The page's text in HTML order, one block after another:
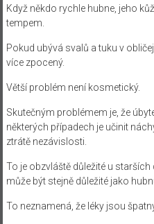
Když někdo rychle hubne, jeho
tempem.
Pokud ubývá svalů a tuku v
více zpocený.
Větší problém není kosmetický.
Skutečným problémem je, že
některých případech je učinit
ztrátě nezávislosti.
To je obzvláště důležité u
může být stejně důležité jako
To neznamená, že léky jsou